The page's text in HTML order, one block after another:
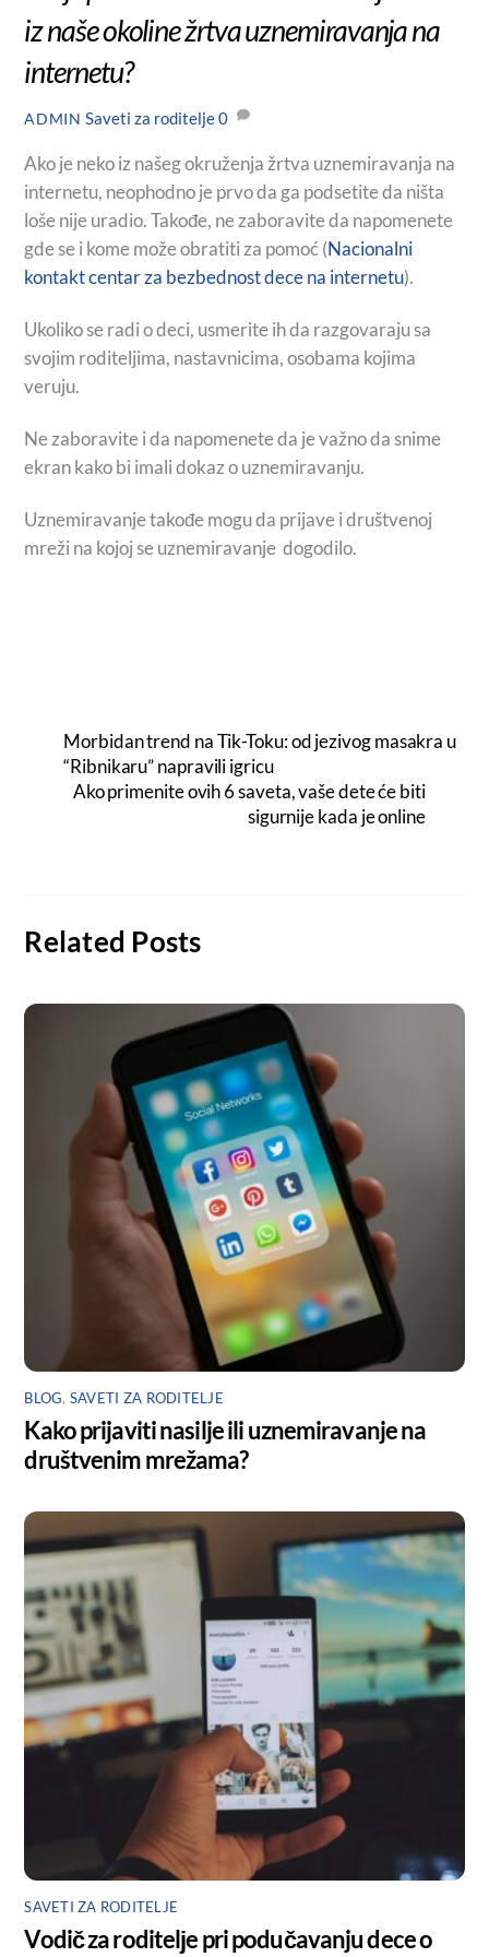
iz naše okoline žrtva uznemiravanja na
internetu?
ADMIN Saveti za roditelje0
Ako je neko iz našeg okruženja žrtva uznemiravanja na
internetu, neophodno je prvo da ga podsetite da ništa
loše nije uradio. Takođe, ne zaboravite da napomenete
gde se i kome može obratiti za pomoć (Nacionalni
kontakt centar za bezbednost dece na internetu).
Ukoliko se radi o deci, usmerite ih da razgovaraju sa
svojim roditeljima, nastavnicima, osobama kojima
veruju.
Ne zaboravite i da napomenete da je važno da snime
ekran kako bi imali dokaz o uznemiravanju.
Uznemiravanje takođe mogu da prijave i društvenoj
mreži na kojoj se uznemiravanje dogodilo.
Morbidan trend na Tik-Toku: od jezivog masakra u
“Ribnikaru” napravili igricu
Ako primenite ovih 6 saveta, vaše dete će biti
sigurnije kada je online
Related Posts
BLOG, SAVETI ZA RODITELJE
Kako prijaviti nasilje ili uznemiravanje na
društvenim mrežama?
SAVETI ZA RODITELJE
Vodič za roditelјe pri podučavanju dece o